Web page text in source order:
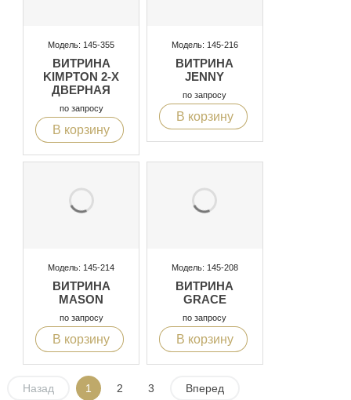
Модель: 145-355
ВИТРИНА
KIMPTON 2-Х
ДВЕРНАЯ
по запросу
В корзину
Модель: 145-216
ВИТРИНА
JENNY
по запросу
В корзину
Модель: 145-214
ВИТРИНА
MASON
по запросу
В корзину
Модель: 145-208
ВИТРИНА
GRACE
по запросу
В корзину
Назад 1 2 3 Вперед